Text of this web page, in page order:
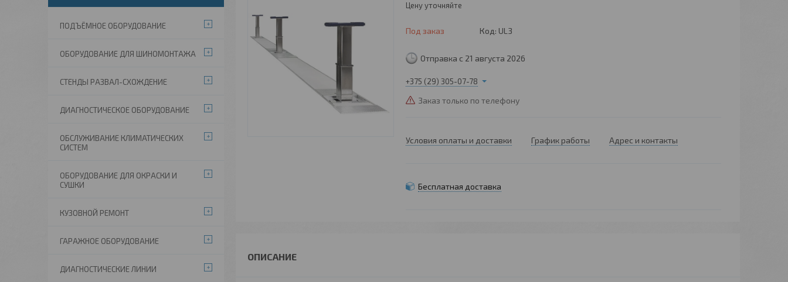
Цену уточняйте
Под заказ Код: UL3
Отправка с 21 августа 2026
+375 (29) 305-07-78
Заказ только по телефону
Условия оплаты и доставки График работы Адрес и контакты
Бесплатная доставка
ПОДЪЁМНОЕ ОБОРУДОВАНИЕ
ОБОРУДОВАНИЕ ДЛЯ ШИНОМОНТАЖА
СТЕНДЫ РАЗВАЛ-СХОЖДЕНИЕ
ДИАГНОСТИЧЕСКОЕ ОБОРУДОВАНИЕ
ОБСЛУЖИВАНИЕ КЛИМАТИЧЕСКИХ
СИСТЕМ
ОБОРУДОВАНИЕ ДЛЯ ОКРАСКИ И
СУШКИ
КУЗОВНОЙ РЕМОНТ
ГАРАЖНОЕ ОБОРУДОВАНИЕ
ДИАГНОСТИЧЕСКИЕ ЛИНИИ